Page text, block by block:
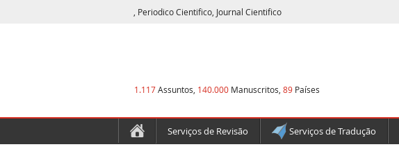
, Periodico Cientifico, Journal Cientifico
1.117Assuntos, 140.000 Manuscritos, 89 Países
Serviços de Revisão Serviços de Tradução